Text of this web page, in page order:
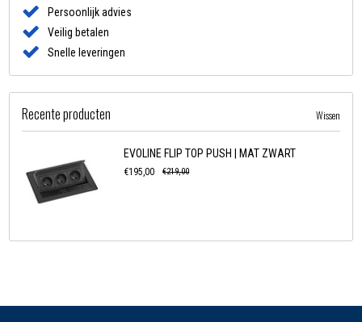
Persoonlijk advies
Veilig betalen
Snelle leveringen
Recente producten Wissen
EVOLINE FLIP TOP PUSH | MAT ZWART
€195,00 €219,00